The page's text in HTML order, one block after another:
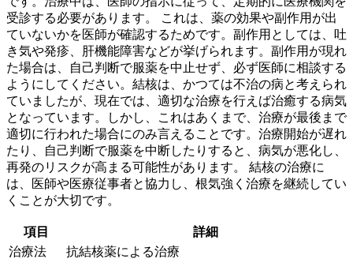
受診する必要があります。
これは、薬の効果や副作用が出
ていないかを医師が確認するためです。副作用としては、吐
き気や発疹、肝機能障害などが挙げられます。副作用が現れ
た場合は、自己判断で服薬を中止せず、必ず医師に相談する
ようにしてください。結核は、かつては不治の病と考えられ
ていましたが、現在では、適切な治療を行えば治癒する病気
となっています。しかし、これはあくまで、治療が最後まで
適切に行われた場合にのみ言えることです。 治療開始が遅れ
たり、自己判断で服薬を中断したりすると、病気が悪化し、
再発のリスクが高まる可能性があります。
結核の治療に
は、医師や医療従事者と協力し、根気強く治療を継続してい
くことが大切です。
項目
詳細
治療法
抗結核薬による治療